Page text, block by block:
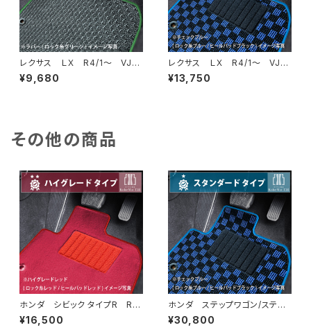
レクサス ＬＸ R4/1〜 VJA
310W 5人乗 フロアマット一
式 カーマット 防水 ラバー
¥9,680
レクサス ＬＸ R4/1〜 VJA
310W 5人乗 フロアマット一
式 カーマット スタンダードタ
¥13,750
その他の商品
ホンダ シビック タイプR R4/
9〜 FL5 フロアマット一式
カーマット ハイグレードタイプ
¥16,500
ホンダ ステップワゴン/ステッ
プワゴンスパーダ R4/5〜 R
P6/7/8 フロアマット一式 カ
¥30,800